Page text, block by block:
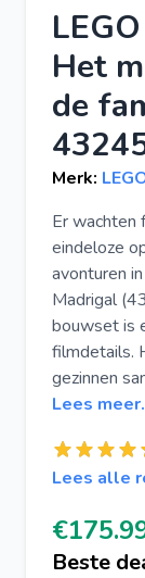
Het
de
Merk:
Er wachten
eindeloze
avonturen
Madrigal
bouwset is
filmdetails.
gezinnen
Lees
Lees alle
Beste